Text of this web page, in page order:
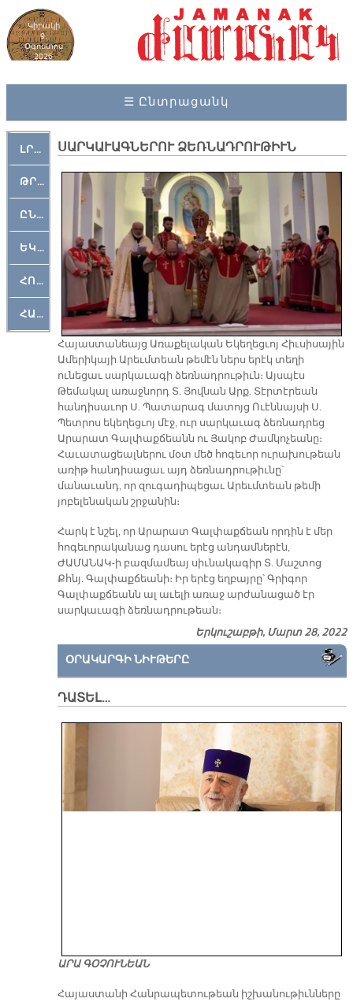
Կիրակի
9,
Օգոստոս
2026
☰ Ընտրացանկ
ԼՐԱՀՈՍ
ԹՐՔԱՀԱՅ ԿԵԱՆՔ
ԸՆԿԵՐԱՄՇԱԿՈՒԹԱՅԻՆ
ԵԿԵՂԵՑԱԿԱՆ
ՀՈԳԵՄՏԱՒՈՐ
ՀԱՐԹԱԿ
ՍԱՐԿԱՒԱԳՆԵՐՈՒ ՁԵՌՆԱԴՐՈՒԹԻՒՆ
Հայաստանեայց Առաքելական Եկեղեցւոյ Հիւսիսային
Ամերիկայի Արեւմտեան թեմէն ներս երէկ տեղի
ունեցաւ սարկաւագի ձեռնադրութիւն։ Այսպէս
Թեմակալ առաջնորդ Տ. Յովնան Արք. Տէրտէրեան
հանդիսաւոր Ս. Պատարագ մատոյց Ուէննայսի Ս.
Պետրոս եկեղեցւոյ մէջ, ուր սարկաւագ ձեռնադրեց
Արարատ Գալփաքճեանն ու Յակոբ Ժամկոչեանը։
Հաւատացեալներու մօտ մեծ հոգեւոր ուրախութեան
առիթ հանդիսացաւ այդ ձեռնադրութիւնը՝
մանաւանդ, որ զուգադիպեցաւ Արեւմտեան թեմի
յոբելենական շրջանին։
Հարկ է նշել, որ Արարատ Գալփաքճեան որդին է մեր
հոգեւորականաց դասու երէց անդամներէն,
ԺԱՄԱՆԱԿ-ի բազմամեայ սիւնակագիր Տ. Մաշտոց
Քհնյ. Գալփաքճեանի։ Իր երէց եղբայրը՝ Գրիգոր
Գալփաքճեանն ալ աւելի առաջ արժանացած էր
սարկաւագի ձեռնադրութեան։
Երկուշաբթի, Մարտ 28, 2022
ՕՐԱԿԱՐԳԻ ՆԻՒԹԵՐԸ
ԴԱՏԵԼ…
ԱՐԱ ԳՕՉՈՒՆԵԱՆ
​Հայաստանի Հանրապետութեան իշխանութիւնները